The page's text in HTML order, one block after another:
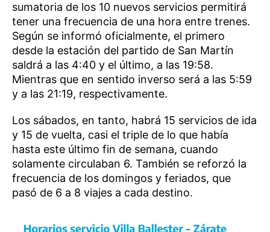
sumatoria de los 10 nuevos servicios permitirá
tener una frecuencia de una hora entre trenes.
Según se informó oficialmente, el primero
desde la estación del partido de San Martín
saldrá a las 4:40 y el último, a las 19:58.
Mientras que en sentido inverso será a las 5:59
y a las 21:19, respectivamente.
Los sábados, en tanto, habrá 15 servicios de ida
y 15 de vuelta, casi el triple de lo que había
hasta este último fin de semana, cuando
solamente circulaban 6. También se reforzó la
frecuencia de los domingos y feriados, que
pasó de 6 a 8 viajes a cada destino.